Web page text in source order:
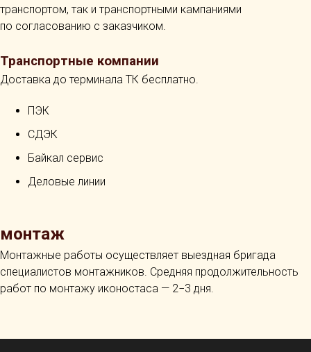
транспортом, так и транспортными кампаниями
по согласованию с заказчиком.
Транспортные компании
Доставка до терминала ТК бесплатно.
ПЭК
СДЭК
Байкал сервис
Деловые линии
монтаж
Монтажные работы осуществляет выездная бригада
специалистов монтажников. Средняя продолжительность
работ по монтажу иконостаса — 2−3 дня.